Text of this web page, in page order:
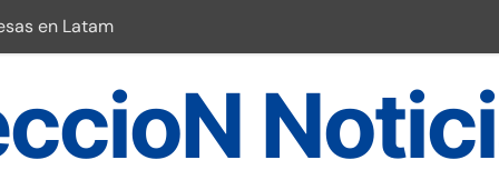
en Latam
de hígado
de GEI en sus operaciones